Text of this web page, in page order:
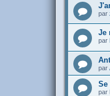
par
Je
par
par
Se
par